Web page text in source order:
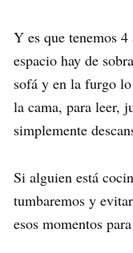
Y es que tenemos
espacio hay de
sofá y en la furgo
la cama, para leer,
simplemente
Si alguien está
tumbaremos y
esos momentos